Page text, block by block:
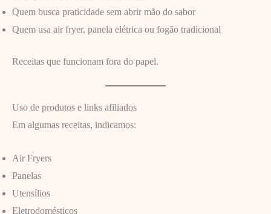
Quem busca praticidade sem abrir mão do sabor
Quem usa air fryer, panela elétrica ou fogão tradicional
Receitas que funcionam fora do papel.
Uso de produtos e links afiliados
Em algumas receitas, indicamos:
Air Fryers
Panelas
Utensílios
Eletrodomésticos